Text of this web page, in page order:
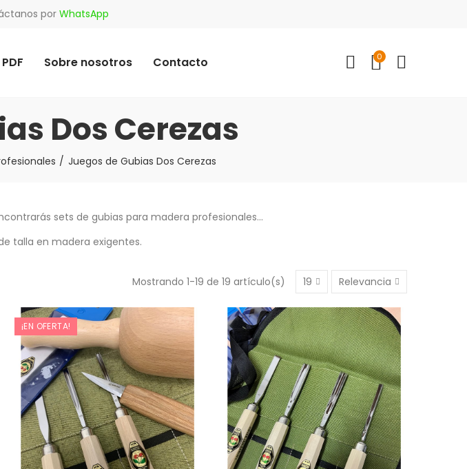
por WhatsApp
Sobre nosotros Contacto 0
Dos Cerezas
Juegos de Gubias Dos Cerezas
sets de gubias para madera profesionales...
talla en madera exigentes.
Mostrando 1-19 de 19 artículo(s) 19 Relevancia
¡EN OFERTA!